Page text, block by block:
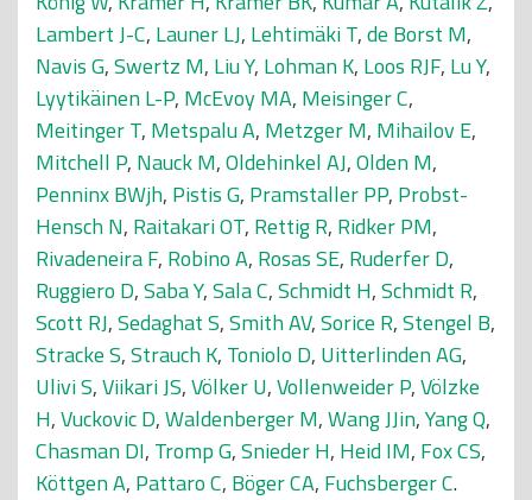
Lambert J-C, Launer LJ, Lehtimäki T,de Borst M,
Navis G,Swertz M, Liu Y, Lohman K, Loos RJF, Lu Y,
Lyytikäinen L-P, McEvoy MA, Meisinger C,
Meitinger T, Metspalu A, Metzger M, Mihailov E,
Mitchell P, Nauck M,Oldehinkel AJ,Olden M,
Penninx BWjh, Pistis G, Pramstaller PP, Probst-
Hensch N, Raitakari OT, Rettig R, Ridker PM,
Rivadeneira F, Robino A, Rosas SE, Ruderfer D,
Ruggiero D,Saba Y,Sala C,Schmidt H,Schmidt R,
Scott RJ,Sedaghat S,Smith AV,Sorice R,Stengel B,
Stracke S,Strauch K, Toniolo D, Uitterlinden AG,
Ulivi S,Viikari JS,Völker U,Vollenweider P,Völzke
H,Vuckovic D,Waldenberger M,Wang JJin,Yang Q,
Chasman DI, Tromp G,Snieder H, Heid IM, Fox CS,
Köttgen A, Pattaro C, Böger CA, Fuchsberger C.